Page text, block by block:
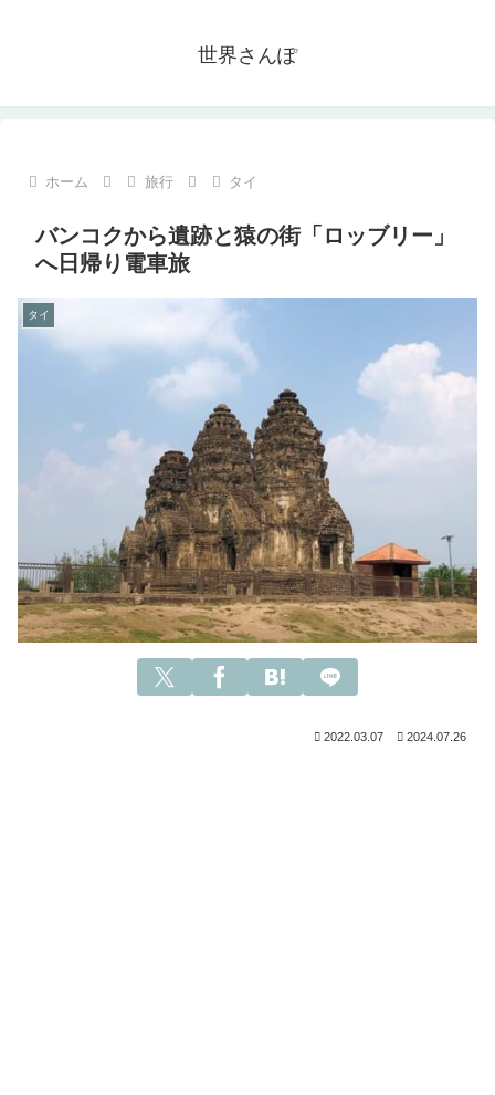
世界さんぽ
ホーム 旅行 タイ
バンコクから遺跡と猿の街「ロッブリー」
へ日帰り電車旅
タイ
2022.03.07 2024.07.26